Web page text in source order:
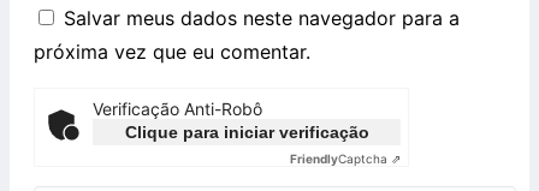
Salvar meus dados neste navegador para a
próxima vez que eu comentar.
Verificação Anti-Robô
Clique para iniciar verificação
FriendlyCaptcha ⇗